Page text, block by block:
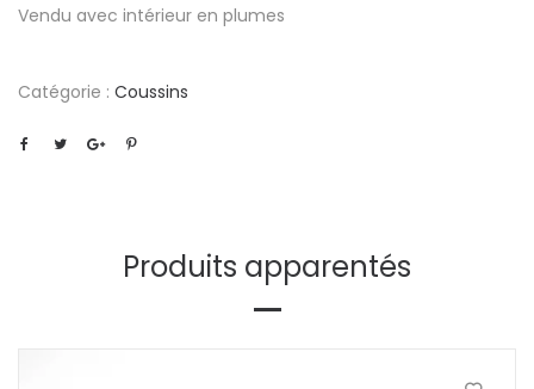
Vendu avec intérieur en plumes
Catégorie : Coussins
Produits apparentés